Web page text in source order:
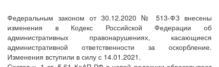
Федеральным законом от 30.12.2020 № 513-ФЗ внесены
изменения в Кодекс Российской Федерации об
административных правонарушениях, касающиеся
административной ответственности за оскорбление.
Изменения вступили в силу с 14.01.2021.